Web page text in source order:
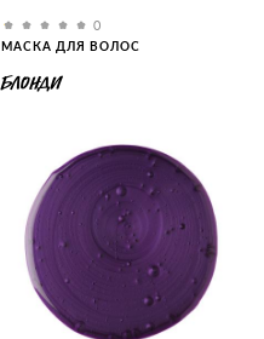
0
МАСКА ДЛЯ ВОЛОС
БЛОНДИ